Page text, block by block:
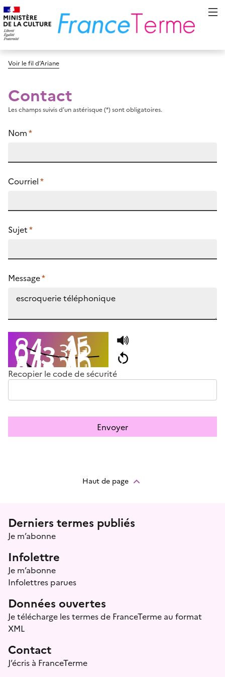
Voir le fil d’Ariane
Contact
Les champs suivis d’un astérisque (*) sont obligatoires.
Nom*
Courriel*
Sujet*
Message*
Recopier le code de sécurité
Envoyer
Haut de page
Menu prefooter
Derniers termes publiés
Je m’abonne
Infolettre
Je m’abonne
Infolettres parues
Données ouvertes
Je télécharge les termes de FranceTerme au format
XML
Contact
J’écris à FranceTerme